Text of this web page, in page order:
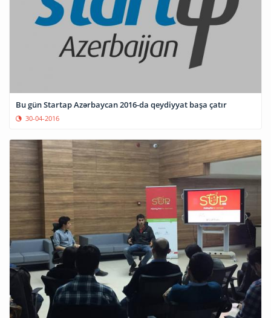
Bu gün Startap Azərbaycan 2016-da qeydiyyat başa çatır
30-04-2016